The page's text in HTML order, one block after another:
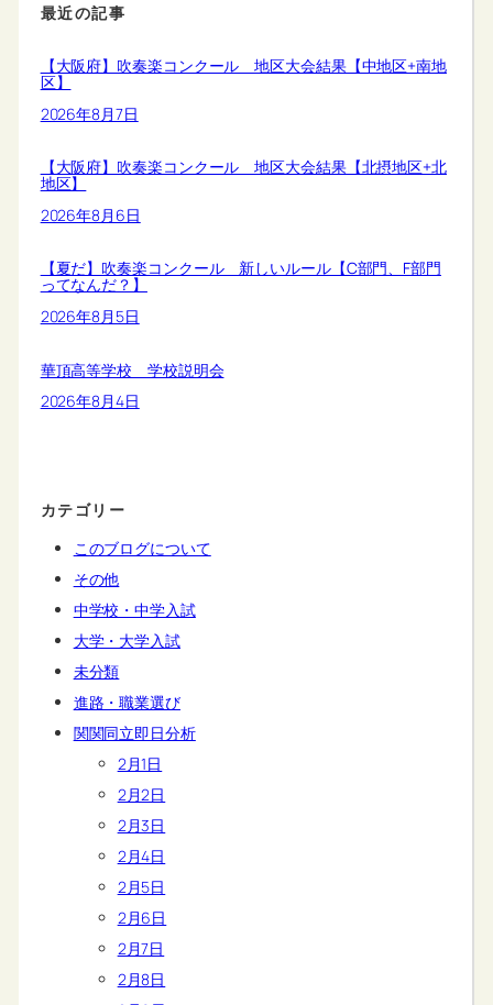
最近の記事
【大阪府】吹奏楽コンクール 地区大会結果【中地区+南地
区】
2026年8月7日
【大阪府】吹奏楽コンクール 地区大会結果【北摂地区+北
地区】
2026年8月6日
【夏だ】吹奏楽コンクール 新しいルール【C部門、F部門
ってなんだ？】
2026年8月5日
華頂高等学校 学校説明会
2026年8月4日
カテゴリー
このブログについて
その他
中学校・中学入試
大学・大学入試
未分類
進路・職業選び
関関同立即日分析
2月1日
2月2日
2月3日
2月4日
2月5日
2月6日
2月7日
2月8日